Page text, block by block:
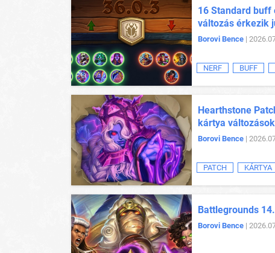
16 Standard buff
változás érkezik
Borovi Bence |
NERF BUFF
Hearthstone
kártya változások
Borovi Bence |
PATCH KÁRTYA
Battlegrounds
Borovi Bence |